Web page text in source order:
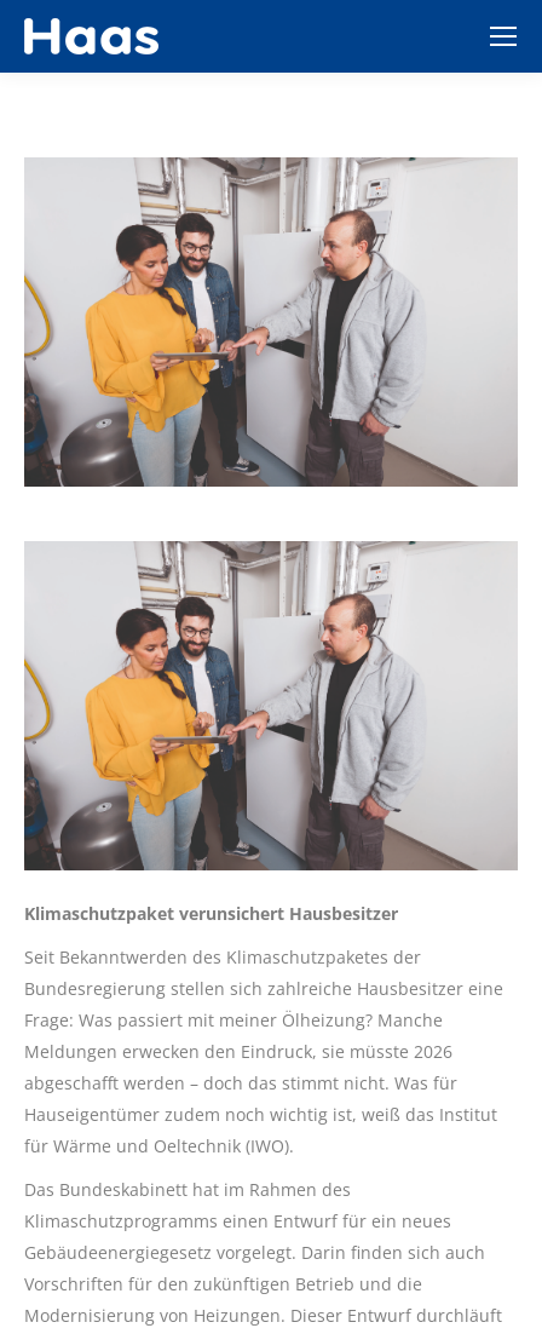
Klimaschutzpaket verunsichert Hausbesitzer
Seit Bekanntwerden des Klimaschutzpaketes der
Bundesregierung stellen sich zahlreiche Hausbesitzer eine
Frage: Was passiert mit meiner Ölheizung? Manche
Meldungen erwecken den Eindruck, sie müsste 2026
abgeschafft werden – doch das stimmt nicht. Was für
Hauseigentümer zudem noch wichtig ist, weiß das Institut
für Wärme und Oeltechnik (IWO).
Das Bundeskabinett hat im Rahmen des
Klimaschutzprogramms einen Entwurf für ein neues
Gebäudeenergiegesetz vorgelegt. Darin finden sich auch
Vorschriften für den zukünftigen Betrieb und die
Modernisierung von Heizungen. Dieser Entwurf durchläuft